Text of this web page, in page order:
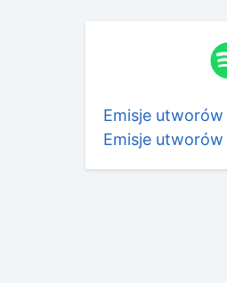
Emisje utworów
Emisje utworów